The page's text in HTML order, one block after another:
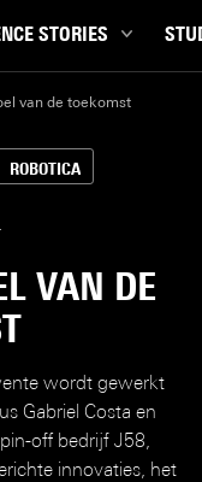
STORIES
samenleving
& materialen
Master
van de toekomst
ROBOTICA
VAN DE
wordt gewerkt
Gabriel Costa en
off bedrijf J58,
innovaties, het